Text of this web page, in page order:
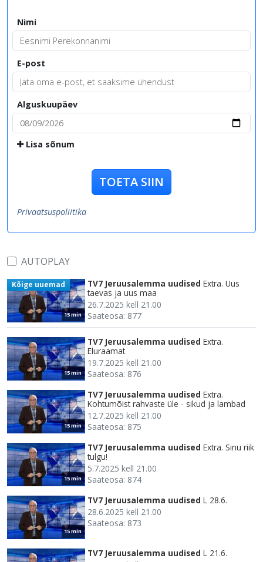
Nimi
E-post
Alguskuupäev
Lisa sõnum
TOETA SIIN
Privaatsuspoliitika
AUTOPLAY
15 min
Kõige uuemad TV7 Jeruusalemma uudised Extra. Uus
taevas ja uus maa
26.7.2025 kell 21.00
Saateosa: 877
15 min
TV7 Jeruusalemma uudised Extra.
Eluraamat
19.7.2025 kell 21.00
Saateosa: 876
15 min
TV7 Jeruusalemma uudised Extra.
Kohtumõist rahvaste üle - sikud ja lambad
12.7.2025 kell 21.00
Saateosa: 875
15 min
TV7 Jeruusalemma uudised Extra. Sinu riik
tulgu!
5.7.2025 kell 21.00
Saateosa: 874
15 min
TV7 Jeruusalemma uudised L 28.6.
28.6.2025 kell 21.00
Saateosa: 873
TV7 Jeruusalemma uudised L 21.6.